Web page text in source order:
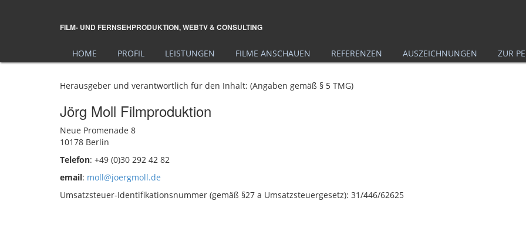
FILM- UND FERNSEHPRODUKTION, WEBTV & CONSULTING
HOME PROFIL LEISTUNGEN FILME ANSCHAUEN REFERENZEN AUSZEICHNUNGEN ZUR
Herausgeber und verantwortlich für den Inhalt: (Angaben gemäß § 5 TMG)
Jörg Moll Filmproduktion
Neue Promenade 8
10178 Berlin
Telefon: +49 (0)30 292 42 82
email: moll@joergmoll.de
Umsatzsteuer-Identifikationsnummer (gemäß §27 a Umsatzsteuergesetz): 31/446/62625